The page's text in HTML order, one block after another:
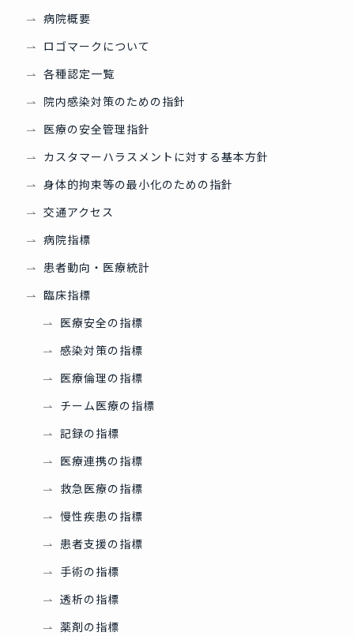
病院概要
ロゴマークについて
各種認定一覧
院内感染対策のための指針
医療の安全管理指針
カスタマーハラスメントに対する基本方針
身体的拘束等の最小化のための指針
交通アクセス
病院指標
患者動向・医療統計
臨床指標
医療安全の指標
感染対策の指標
医療倫理の指標
チーム医療の指標
記録の指標
医療連携の指標
救急医療の指標
慢性疾患の指標
患者支援の指標
手術の指標
透析の指標
薬剤の指標